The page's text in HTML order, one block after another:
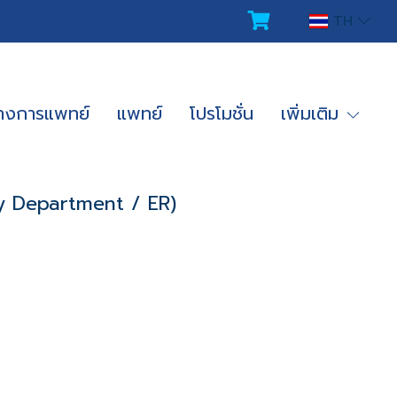
TH
งการแพทย์ แพทย์ โปรโมชั่น เพิ่มเติม
Department / ER)